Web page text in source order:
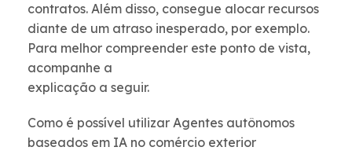
contratos. Além disso, consegue alocar recursos
diante de um atraso inesperado, por exemplo.
Para melhor compreender este ponto de vista,
acompanhe a
explicação a seguir.
Como é possível utilizar Agentes autônomos
baseados em IA no comércio exterior